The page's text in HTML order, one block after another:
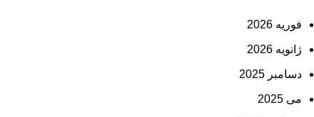
فوریه 2026
ژانویه 2026
دسامبر 2025
می 2025